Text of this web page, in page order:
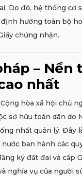
Do đó, hệ thống cơ
hướng toàn bộ
chứng nhận.
– Nền
nhất
hòa xã hội chủ
sở hữu toàn dân do
nhất quản lý. Đây
ban hành các
ký đất đai và cấp
nghĩa vụ của người